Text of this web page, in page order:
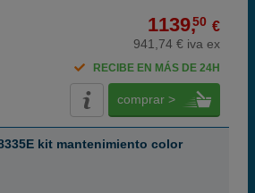
1139,50 €
941,74 € iva ex
RECIBE EN MÁS DE 24H
comprar >
kit mantenimiento color